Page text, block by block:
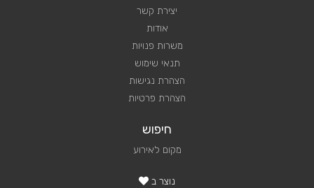
יצירת קשר
אודות
משרות פנויות
תנאי שימוש
הצהרת נגישות
הצהרת פרטיות
חיפוש
מקום לאירוע
נוצר ב